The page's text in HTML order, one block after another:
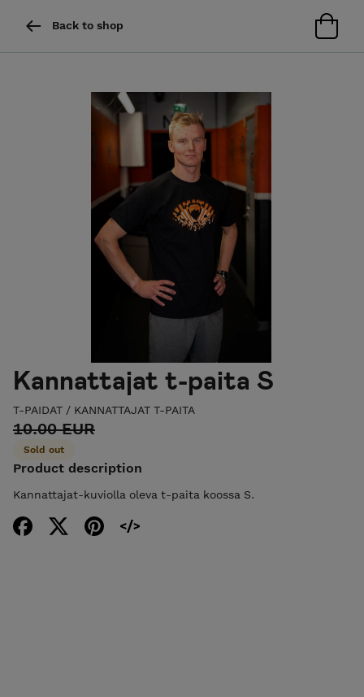
Back to shop
Kannattajat t-paita S
T-PAIDAT / KANNATTAJAT T-PAITA
10.00 EUR
Sold out
Product description
Kannattajat-kuviolla oleva t-paita koossa S.